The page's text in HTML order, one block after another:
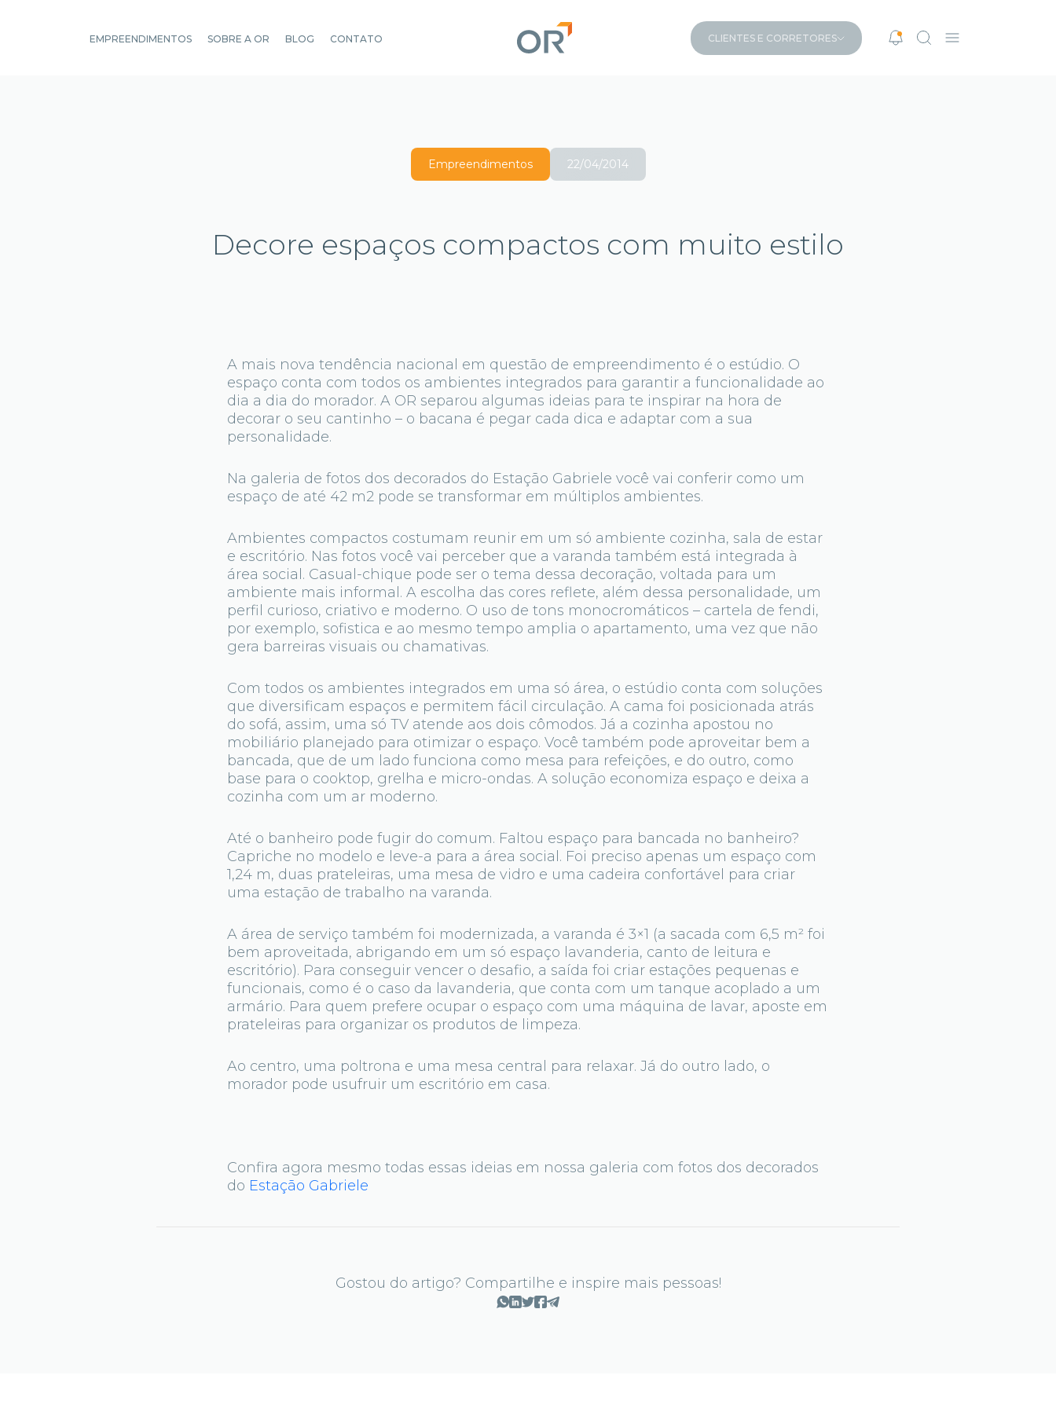
EMPREENDIMENTOS SOBRE A OR BLOG CONTATO CLIENTES E CORRETORES
Empreendimentos 22/04/2014
Decore espaços compactos com muito estilo
A mais nova tendência nacional em questão de empreendimento é o estúdio. O
espaço conta com todos os ambientes integrados para garantir a funcionalidade ao
dia a dia do morador. A OR separou algumas ideias para te inspirar na hora de
decorar o seu cantinho – o bacana é pegar cada dica e adaptar com a sua
personalidade.
Na galeria de fotos dos decorados do Estação Gabriele você vai conferir como um
espaço de até 42 m2 pode se transformar em múltiplos ambientes.
Ambientes compactos costumam reunir em um só ambiente cozinha, sala de estar
e escritório. Nas fotos você vai perceber que a varanda também está integrada à
área social. Casual-chique pode ser o tema dessa decoração, voltada para um
ambiente mais informal. A escolha das cores reflete, além dessa personalidade, um
perfil curioso, criativo e moderno. O uso de tons monocromáticos – cartela de fendi,
por exemplo, sofistica e ao mesmo tempo amplia o apartamento, uma vez que não
gera barreiras visuais ou chamativas.
Com todos os ambientes integrados em uma só área, o estúdio conta com soluções
que diversificam espaços e permitem fácil circulação. A cama foi posicionada atrás
do sofá, assim, uma só TV atende aos dois cômodos. Já a cozinha apostou no
mobiliário planejado para otimizar o espaço. Você também pode aproveitar bem a
bancada, que de um lado funciona como mesa para refeições, e do outro, como
base para o cooktop, grelha e micro-ondas. A solução economiza espaço e deixa a
cozinha com um ar moderno.
Até o banheiro pode fugir do comum. Faltou espaço para bancada no banheiro?
Capriche no modelo e leve-a para a área social. Foi preciso apenas um espaço com
1,24 m, duas prateleiras, uma mesa de vidro e uma cadeira confortável para criar
uma estação de trabalho na varanda.
A área de serviço também foi modernizada, a varanda é 3×1 (a sacada com 6,5 m² foi
bem aproveitada, abrigando em um só espaço lavanderia, canto de leitura e
escritório). Para conseguir vencer o desafio, a saída foi criar estações pequenas e
funcionais, como é o caso da lavanderia, que conta com um tanque acoplado a um
armário. Para quem prefere ocupar o espaço com uma máquina de lavar, aposte em
prateleiras para organizar os produtos de limpeza.
Ao centro, uma poltrona e uma mesa central para relaxar. Já do outro lado, o
morador pode usufruir um escritório em casa.
Confira agora mesmo todas essas ideias em nossa galeria com fotos dos decorados
do Estação Gabriele
Gostou do artigo? Compartilhe e inspire mais pessoas!